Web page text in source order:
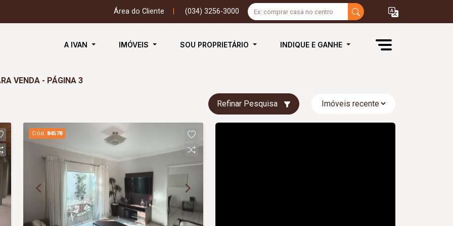
Área do Cliente (034) 3256-3000
A IVAN IMÓVEIS SOU PROPRIETÁRIO INDIQUE E GANHE
VENDA - PÁGINA 3
Refinar Pesquisa
Cód. 84578